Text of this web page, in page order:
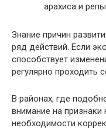
арахиса и
Знание причин
ряд действий. Если
способствует
регулярно проходить
В районах, где
внимание на признаки
необходимости